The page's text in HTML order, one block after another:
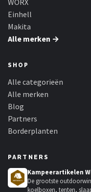
WORX
Einhell
Makita
Alle merken →
SHOP
Alle categorieën
Alle merken
Blog
Partners
Borderplanten
PARTNERS
Kampeerartikelen
De grootste
koelboxen, tenten,